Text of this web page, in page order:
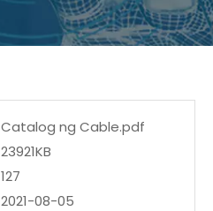
Catalog ng Cable.pdf
23921KB
127
2021-08-05